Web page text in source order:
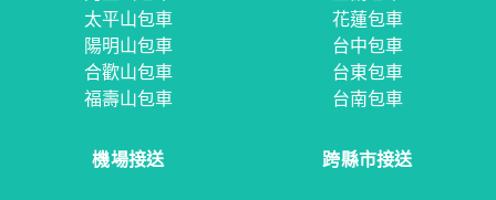
太平山包車
陽明山包車
合歡山包車
福壽山包車
花蓮包車
台中包車
台東包車
台南包車
機場接送 跨縣市接送